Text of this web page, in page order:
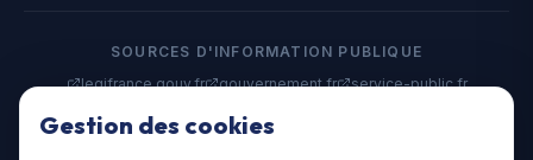
SOURCES D'INFORMATION PUBLIQUE
legifrance.gouv.fr
gouvernement.fr
service-public.fr
Gestion des cookies